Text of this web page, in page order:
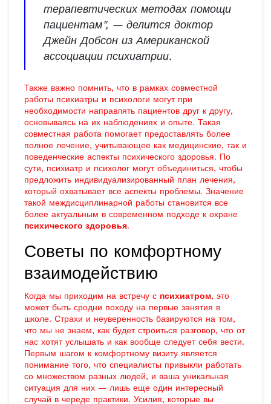
терапевтических методах помощи
пациентам", — делится доктор
Джейн Добсон из Американской
ассоциации психиатрии.
Также важно помнить, что в рамках совместной
работы психиатры и психологи могут при
необходимости направлять пациентов друг к другу,
основываясь на их наблюдениях и опыте. Такая
совместная работа помогает предоставлять более
полное лечение, учитывающее как медицинские, так и
поведенческие аспекты психического здоровья. По
сути, психиатр и психолог могут объединиться, чтобы
предложить индивидуализированный план лечения,
который охватывает все аспекты проблемы. Значение
такой междисциплинарной работы становится все
более актуальным в современном подходе к охране
психического здоровья.
Советы по комфортному
взаимодействию
Когда мы приходим на встречу с психиатром, это
может быть сродни походу на первые занятия в
школе. Страхи и неуверенность базируются на том,
что мы не знаем, как будет строиться разговор, что от
нас хотят услышать и как вообще следует себя вести.
Первым шагом к комфортному визиту является
понимание того, что специалисты привыкли работать
со множеством разных людей, и ваша уникальная
ситуация для них — лишь еще один интересный
случай в череде практики. Усилия, которые вы